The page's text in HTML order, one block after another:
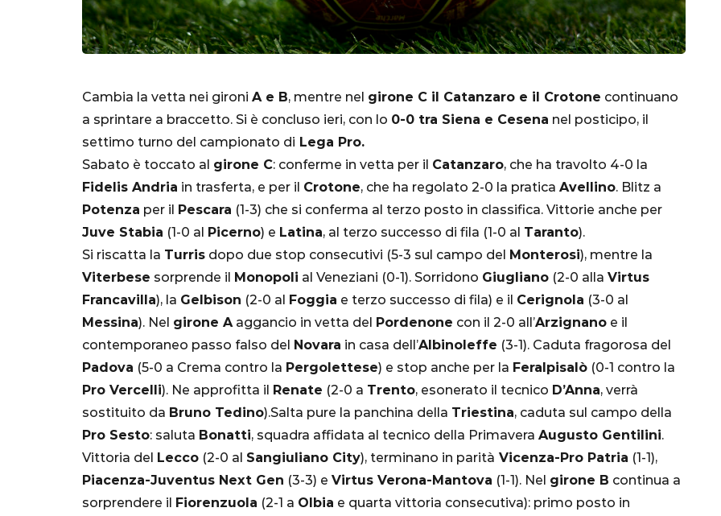
Cambia la vetta nei gironi A e B, mentre nel girone C il Catanzaro e il Crotone continuano
a sprintare a braccetto. Si è concluso ieri, con lo 0-0 tra Siena e Cesena nel posticipo, il
settimo turno del campionato di Lega Pro.
Sabato è toccato al girone C: conferme in vetta per il Catanzaro, che ha travolto 4-0 la
Fidelis Andria in trasferta, e per il Crotone, che ha regolato 2-0 la pratica Avellino. Blitz a
Potenza per il Pescara (1-3) che si conferma al terzo posto in classifica. Vittorie anche per
Juve Stabia (1-0 al Picerno) e Latina, al terzo successo di fila (1-0 al Taranto).
Si riscatta la Turris dopo due stop consecutivi (5-3 sul campo del Monterosi), mentre la
Viterbese sorprende il Monopoli al Veneziani (0-1). Sorridono Giugliano (2-0 alla Virtus
Francavilla), la Gelbison (2-0 al Foggia e terzo successo di fila) e il Cerignola (3-0 al
Messina). Nel girone A aggancio in vetta del Pordenone con il 2-0 all’Arzignano e il
contemporaneo passo falso del Novara in casa dell’Albinoleffe (3-1). Caduta fragorosa del
Padova (5-0 a Crema contro la Pergolettese) e stop anche per la Feralpisalò (0-1 contro la
Pro Vercelli). Ne approfitta il Renate (2-0 a Trento, esonerato il tecnico D’Anna, verrà
sostituito da Bruno Tedino).Salta pure la panchina della Triestina, caduta sul campo della
Pro Sesto: saluta Bonatti, squadra affidata al tecnico della Primavera Augusto Gentilini.
Vittoria del Lecco (2-0 al Sangiuliano City), terminano in parità Vicenza-Pro Patria (1-1),
Piacenza-Juventus Next Gen (3-3) e Virtus Verona-Mantova (1-1). Nel girone B continua a
sorprendere il Fiorenzuola (2-1 a Olbia e quarta vittoria consecutiva): primo posto in
Lautaro Martinez,
parla l'agente:
"Bayern? Pensa
all'Inter e al
Mondiale"
5 Ottobre 2022
MONDIALE
Qatar 2022, Brasile
già qualificato agli
Ottavi di Finale
1 Dicembre 2022